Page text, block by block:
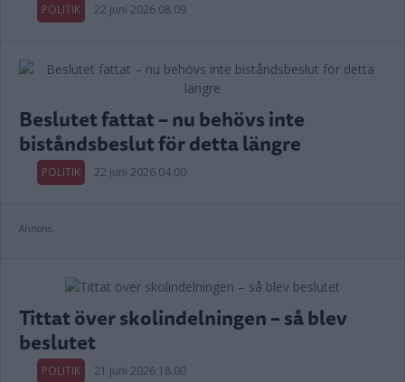
POLITIK 22 juni 2026 08.09
Beslutet fattat – nu behövs inte
biståndsbeslut för detta längre
POLITIK 22 juni 2026 04.00
Annons:
Tittat över skolindelningen – så blev
beslutet
POLITIK 21 juni 2026 18.00